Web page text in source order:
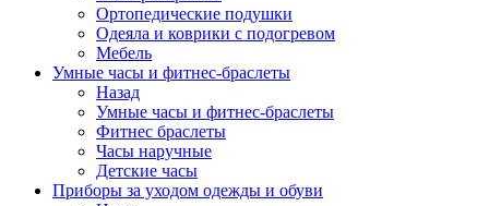
Ортопедические подушки
Одеяла и коврики с подогревом
Мебель
Умные часы и фитнес-браслеты
Назад
Умные часы и фитнес-браслеты
Фитнес браслеты
Часы наручные
Детские часы
Приборы за уходом одежды и обуви